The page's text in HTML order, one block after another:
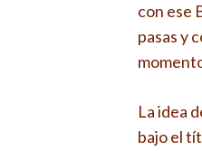
con ese
pasas y
La idea
bajo el